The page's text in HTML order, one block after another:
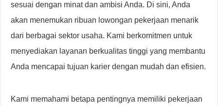
sesuai dengan minat dan ambisi Anda. Di sini, Anda
akan menemukan ribuan lowongan pekerjaan menarik
dari berbagai sektor usaha. Kami berkomitmen untuk
menyediakan layanan berkualitas tinggi yang membantu
Anda mencapai tujuan karier dengan mudah dan efisien.
Kami memahami betapa pentingnya memiliki pekerjaan